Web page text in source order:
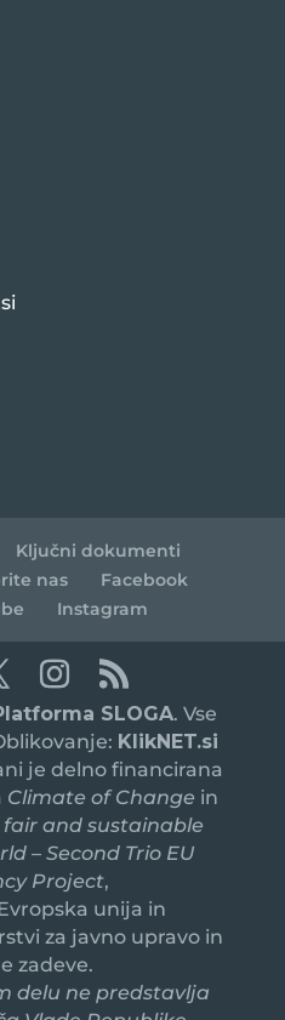
Ključni dokumenti
nas
Facebook
Instagram
SLOGA. Vse
KlikNET.si
je delno financirana
Climate of Change in
fair and sustainable
– Second Trio EU
Project,
unija in
za javno upravo in
zadeve.
delu ne predstavlja